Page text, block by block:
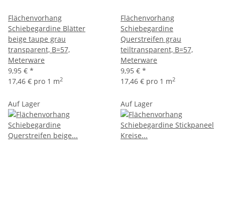
Flächenvorhang
Schiebegardine Blätter
beige taupe grau
transparent, B=57,
Meterware
9,95 € *
17,46 € pro 1 m2
Flächenvorhang
Schiebegardine
Querstreifen grau
teiltransparent, B=57,
Meterware
9,95 € *
17,46 € pro 1 m2
Auf Lager Auf Lager